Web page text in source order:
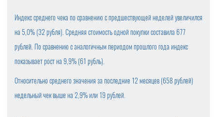
Индекс среднего чека по сравнению с предшествующей неделей увеличился
на 5,0% (32 рубля). Средняя стоимость одной покупки составила 677
рублей. По сравнению с аналогичным периодом прошлого года индекс
показывает рост на 9,9% (61 рубль).
Относительно среднего значения за последние 12 месяцев (658 рублей)
недельный чек выше на 2,9% или 19 рублей.